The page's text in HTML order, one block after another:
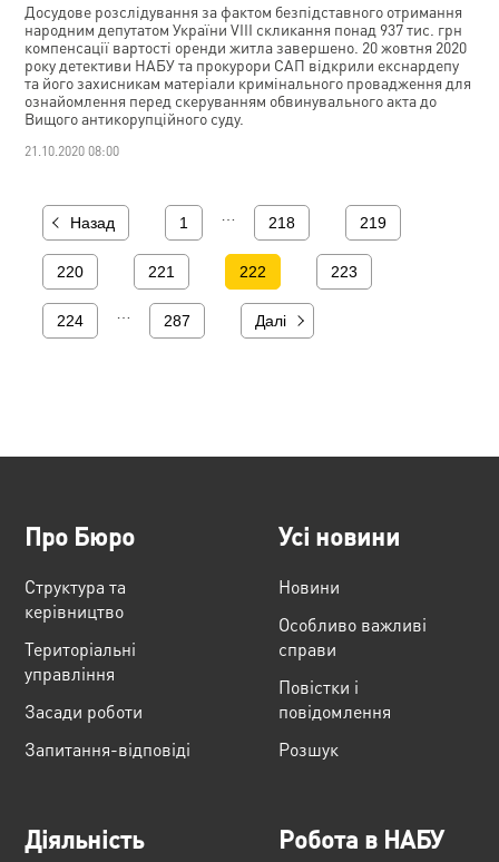
Досудове розслідування за фактом безпідставного отримання
народним депутатом України VIII скликання понад 937 тис. грн
компенсації вартості оренди житла завершено. 20 жовтня 2020
року детективи НАБУ та прокурори САП відкрили екснардепу
та його захисникам матеріали кримінального провадження для
ознайомлення перед скеруванням обвинувального акта до
Вищого антикорупційного суду.
21.10.2020 08:00
Назад 1 218 219
220 221 222 223
224 287 Далі
Про Бюро
Структура та
керівництво
Територіальні
управління
Засади роботи
Запитання-відповіді
Усі новини
Новини
Особливо важливі
справи
Повістки і
повідомлення
Розшук
Діяльність Робота в НАБУ